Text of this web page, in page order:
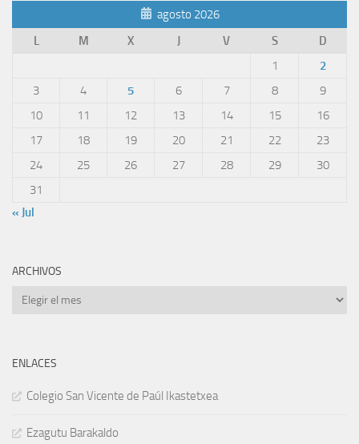
agosto 2026
L
M X J V S
D
1
2
3
4 5 6 7 8
9
10
11 12 13 14 15
16
17
18 19 20 21 22
23
24
25 26 27 28 29
30
31
« Jul
ARCHIVOS
Archivos
ENLACES
Colegio San Vicente de Paúl Ikastetxea
Ezagutu Barakaldo